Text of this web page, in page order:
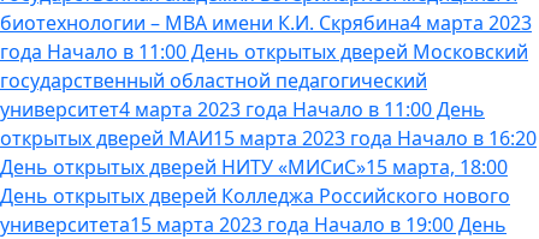
биотехнологии – МВА имени К.И. Скрябина4 марта 2023
года Начало в 11:00 День открытых дверей Московский
государственный областной педагогический
университет4 марта 2023 года Начало в 11:00 День
открытых дверей МАИ15 марта 2023 года Начало в 16:20
День открытых дверей НИТУ «МИСиС»15 марта, 18:00
День открытых дверей Колледжа Российского нового
университета15 марта 2023 года Начало в 19:00 День